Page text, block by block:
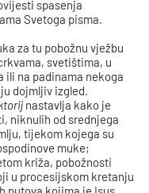
spasenja
Svetoga pisma.
za tu pobožnu vježbu
svetištima, u
ili na padinama nekoga
dojmljiv izgled.
nastavlja kako je
niknulih od srednjega
tijekom kojega su
muke;
križa, pobožnosti
u procesijskom kretanju